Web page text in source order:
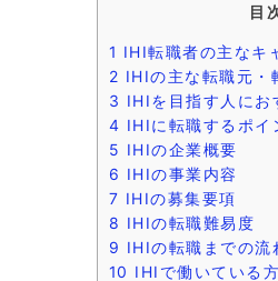
目
1 IHI転職者の主なキ
2 IHIの主な転職元・
3 IHIを目指す人にお
4 IHIに転職するポイ
5 IHIの企業概要
6 IHIの事業内容
7 IHIの募集要項
8 IHIの転職難易度
9 IHIの転職までの流
10 IHIで働いている